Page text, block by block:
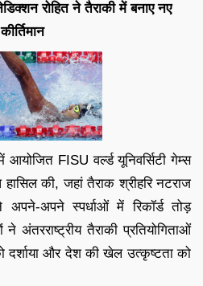
रोहित ने तैराकी में बनाए नए
कीर्तिमान
FISU वर्ल्ड यूनिवर्सिटी गेम्स
की, जहां तैराक श्रीहरि नटराज
अपने स्पर्धाओं में रिकॉर्ड तोड़
अंतरराष्ट्रीय तैराकी प्रतियोगिताओं
दर्शाया और देश की खेल उत्कृष्टता को